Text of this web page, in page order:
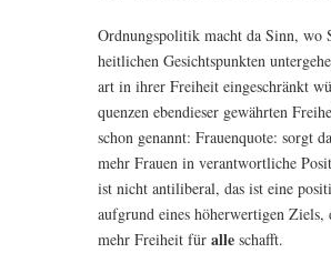
Ord­nungs­po­li­tik macht da Sinn, wo
heit­li­chen Gesichts­punk­ten
art in ihrer Frei­heit ein­ge­schränkt
quen­zen eben­die­ser gewähr­ten
schon genannt: Frau­en­quo­te: sorgt
mehr Frau­en in ver­ant­wort­li­che
ist nicht anti­li­be­ral, das ist eine
auf­grund eines höher­wer­ti­gen Ziels,
mehr Frei­heit für alleschafft.